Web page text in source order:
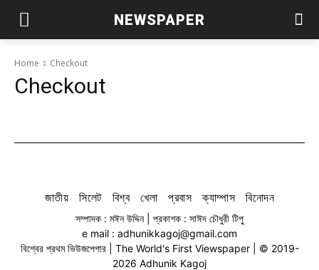
NEWSPAPER
Home Checkout
Checkout
জাতীয় সিলেট বিশ্ব খেলা প্রবাস ক্যাম্পাস বিনোদন
সম্পাদক : মঈন উদ্দিন | প্রকাশক : সাঈদ চৌধুরী টিপু
e mail : adhunikkagoj@gmail.com
বিশ্বের প্রথম ভিউজপেপার | The World's First Viewspaper | © 2019-
2026 Adhunik Kagoj